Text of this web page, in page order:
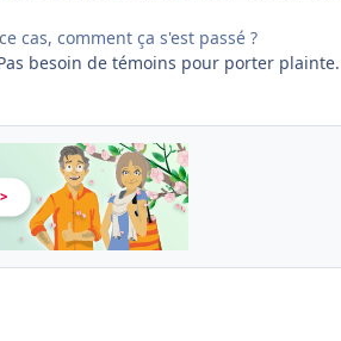
cas, comment ça s'est passé ?
besoin de témoins pour porter plainte.